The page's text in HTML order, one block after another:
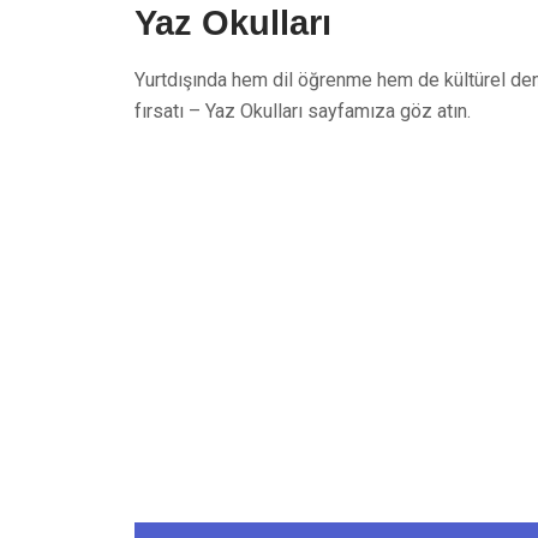
Yaz Okulları
Yurtdışında hem dil öğrenme hem de kültürel
fırsatı – Yaz Okulları sayfamıza göz atın.